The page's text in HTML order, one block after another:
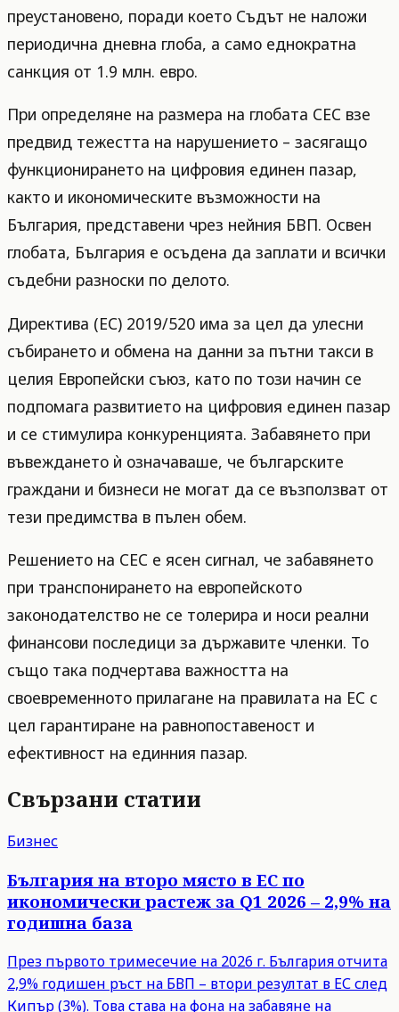
преустановено, поради което Съдът не наложи
периодична дневна глоба, а само еднократна
санкция от 1.9 млн. евро.
При определяне на размера на глобата СЕС взе
предвид тежестта на нарушението – засягащо
функционирането на цифровия единен пазар,
както и икономическите възможности на
България, представени чрез нейния БВП. Освен
глобата, България е осъдена да заплати и всички
съдебни разноски по делото.
Директива (ЕС) 2019/520 има за цел да улесни
събирането и обмена на данни за пътни такси в
целия Европейски съюз, като по този начин се
подпомага развитието на цифровия единен пазар
и се стимулира конкуренцията. Забавянето при
въвеждането ѝ означаваше, че българските
граждани и бизнеси не могат да се възползват от
тези предимства в пълен обем.
Решението на СЕС е ясен сигнал, че забавянето
при транспонирането на европейското
законодателство не се толерира и носи реални
финансови последици за държавите членки. То
също така подчертава важността на
своевременното прилагане на правилата на ЕС с
цел гарантиране на равнопоставеност и
ефективност на единния пазар.
Свързани статии
Бизнес
България на второ място в ЕС по
икономически растеж за Q1 2026 – 2,9% на
годишна база
През първото тримесечие на 2026 г. България отчита
2,9% годишен ръст на БВП – втори резултат в ЕС след
Кипър (3%). Това става на фона на забавяне на